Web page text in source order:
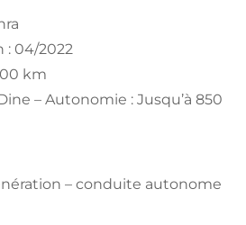
: 04/2022
km
– Autonomie : Jusqu’à 850
– conduite autonome